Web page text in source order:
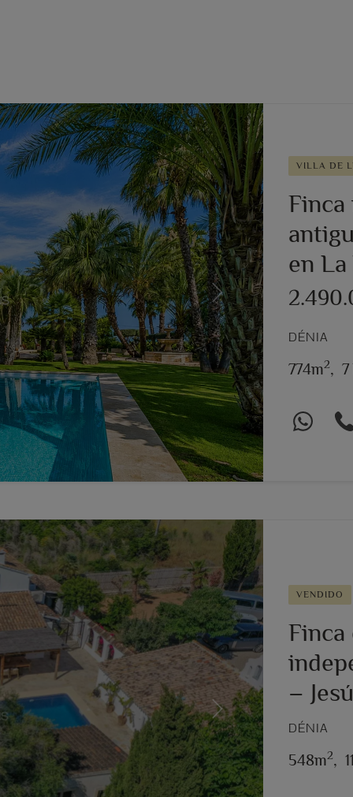
Next
VILLA DE
Finca
en
DÉNIA
774m2, 7
Next
VENDIDO
Finca
–
DÉNIA
548m2,